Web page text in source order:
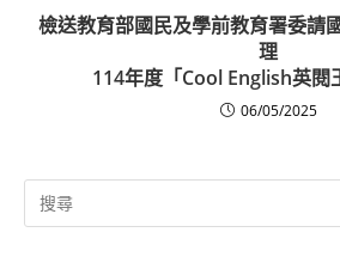
檢送教育部國民及學前教育署委請
理
114年度「Cool English英閱
06/05/2025
Search
for: